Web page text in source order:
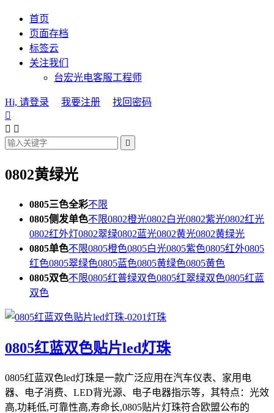
首页
页面存档
标签云
关注我们
台宏光电客服工程师
Hi, 请登录 我要注册
找回密码

 

0802黄绿光
0805三色全彩不限
0805侧发单色不限0802橙光0802白光0802紫光0802红光
0802红外灯0802翠绿0802蓝光0802黄光0802黄绿光
0805单色不限0805橙色0805白光0805紫色0805红外0805
红色0805翠绿色0805蓝色0805黄绿色0805黄色
0805双色不限0805红普绿双色0805红翠绿双色0805红蓝
双色
0805红蓝双色贴片led灯珠
0805红蓝双色led灯珠是一款广泛应用在汽车仪表、家用电
器、电子消费、LED背光源、电子电器指示等，其特点：光效
高,功耗低,可靠性高,寿命长,0805贴片灯珠符合欧盟公布的